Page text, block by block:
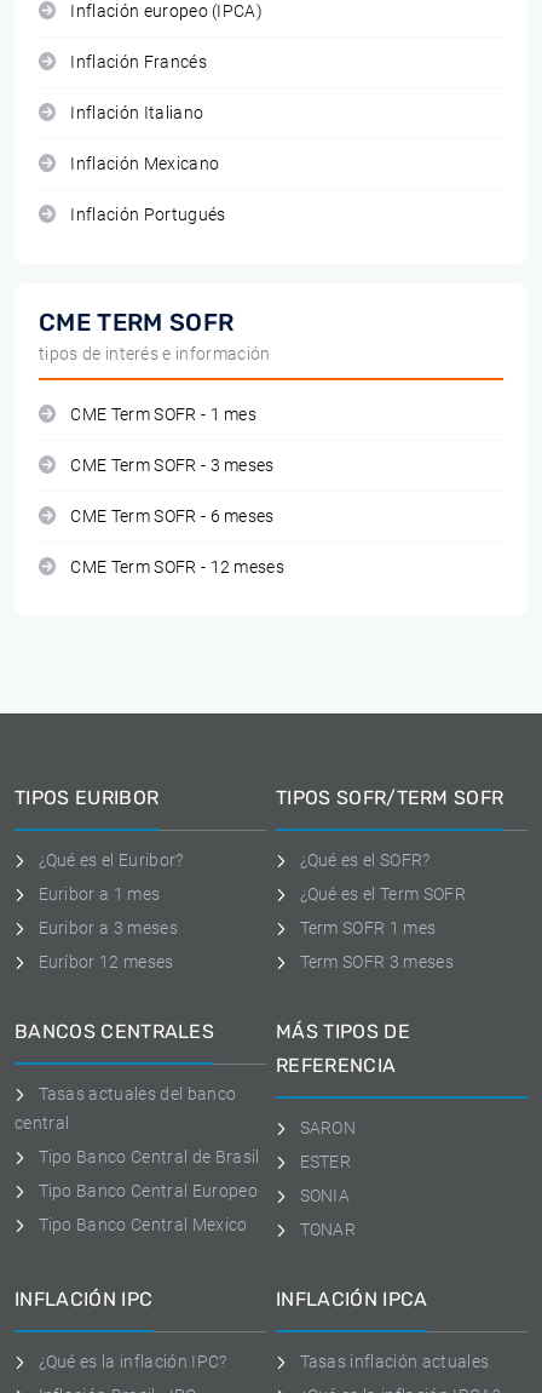
Inflación europeo (IPCA)
Inflación Francés
Inflación Italiano
Inflación Mexicano
Inflación Portugués
CME TERM SOFR
tipos de interés e información
CME Term SOFR - 1 mes
CME Term SOFR - 3 meses
CME Term SOFR - 6 meses
CME Term SOFR - 12 meses
TIPOS EURIBOR
¿Qué es el Euribor?
Euribor a 1 mes
Euribor a 3 meses
Euríbor 12 meses
TIPOS SOFR/TERM SOFR
¿Qué es el SOFR?
¿Qué es el Term SOFR
Term SOFR 1 mes
Term SOFR 3 meses
BANCOS CENTRALES
Tasas actuales del banco
central
Tipo Banco Central de Brasil
Tipo Banco Central Europeo
Tipo Banco Central Mexico
MÁS TIPOS DE
REFERENCIA
SARON
ESTER
SONIA
TONAR
INFLACIÓN IPC
¿Qué es la inflación IPC?
INFLACIÓN IPCA
Tasas inflación actuales